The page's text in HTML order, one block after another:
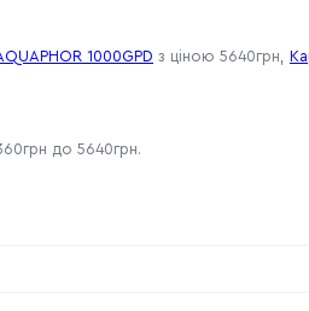
1000GPD з ціною 5640грн,
до 5640грн.